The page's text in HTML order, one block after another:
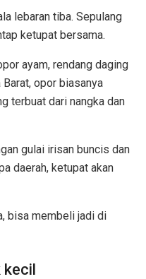
lebaran tiba. Sepulang
ketupat bersama.
ayam, rendang daging
opor biasanya
terbuat dari nangka dan
gulai irisan buncis dan
daerah, ketupat akan
bisa membeli jadi di
kecil